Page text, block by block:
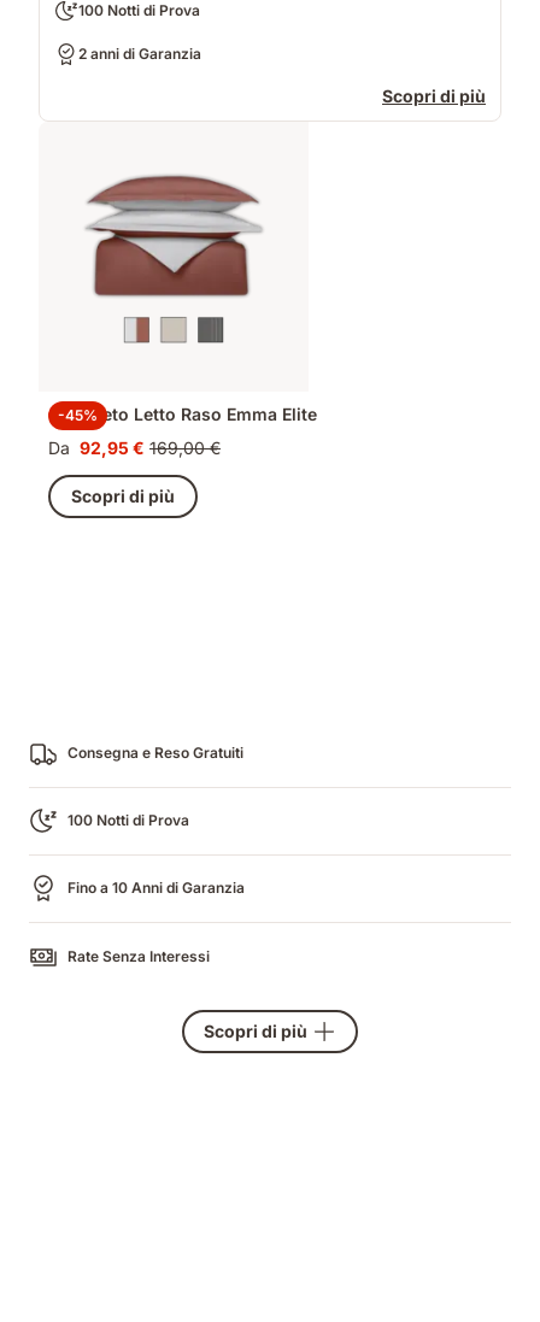
100 Notti di Prova
2 anni di Garanzia
Scopri di più
-45%
Completo Letto Raso Emma Elite
Da Prezzo
92,95 €
92,95 € Prezzo
originale
169,00 €
169,00 €
Scopri di più
Consegna e Reso Gratuiti
100 Notti di Prova
Fino a 10 Anni di Garanzia
Rate Senza Interessi
Scopri di più